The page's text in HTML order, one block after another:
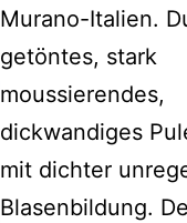
Murano-Italien.
getöntes, stark
moussierendes,
dickwandiges
mit dichter
Blasenbildung.